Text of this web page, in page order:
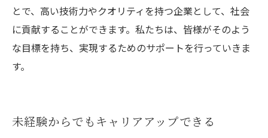
とで、高い技術力やクオリティを持つ企業として、社会
に貢献することができます。私たちは、皆様がそのよう
な目標を持ち、実現するためのサポートを行っていきま
す。
未経験からでもキャリアアップできる